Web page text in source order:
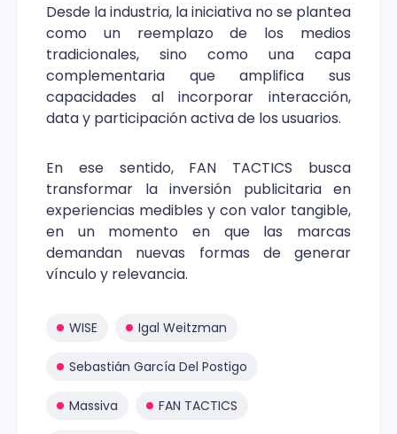
Desde la industria, la iniciativa no se plantea
como un reemplazo de los medios
tradicionales, sino como una capa
complementaria que amplifica sus
capacidades al incorporar interacción,
data y participación activa de los usuarios.
En ese sentido, FAN TACTICS busca
transformar la inversión publicitaria en
experiencias medibles y con valor tangible,
en un momento en que las marcas
demandan nuevas formas de generar
vínculo y relevancia.
WISE Igal Weitzman
Sebastián García Del Postigo
Massiva FAN TACTICS